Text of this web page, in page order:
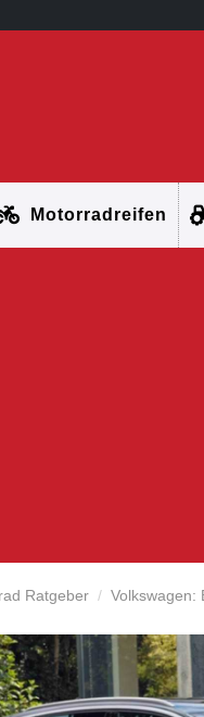
Motorradreifen
Ratgeber Volkswagen: